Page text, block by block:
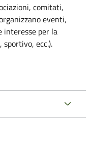
comitati,
eventi,
interesse per la
ecc.).